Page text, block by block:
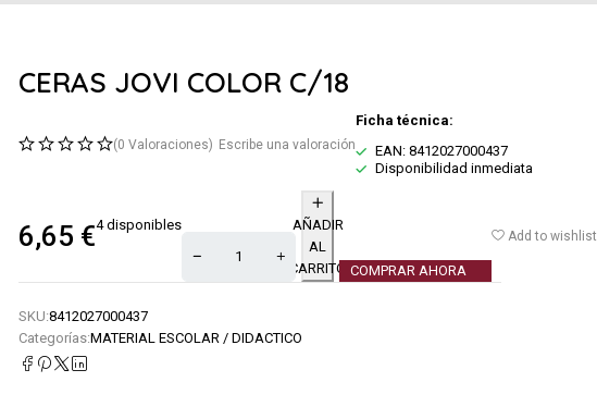
CERAS JOVI COLOR C/18
(0 Valoraciones) Escribe una valoración
Ficha técnica:
EAN: 8412027000437
Disponibilidad inmediata
6,65 €4 disponibles
AÑADIR
AL
CARRITO
COMPRAR AHORA
Add to wishlist
SKU:8412027000437
Categorías:MATERIAL ESCOLAR / DIDACTICO